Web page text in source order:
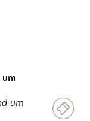
um
um